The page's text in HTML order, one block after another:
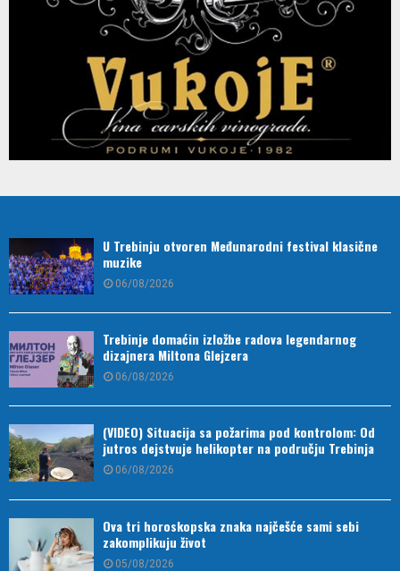
U Trebinju otvoren Međunarodni festival klasične
muzike
06/08/2026
Trebinje domaćin izložbe radova legendarnog
dizajnera Miltona Glejzera
06/08/2026
(VIDEO) Situacija sa požarima pod kontrolom: Od
jutros dejstvuje helikopter na području Trebinja
06/08/2026
Ova tri horoskopska znaka najčešće sami sebi
zakomplikuju život
05/08/2026